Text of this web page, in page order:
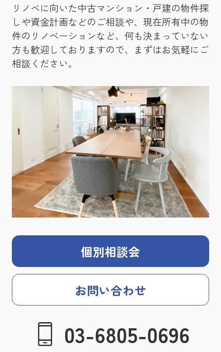
リノベに向いた中古マンション・戸建の物件探
しや資金計画などのご相談や、現在所有中の物
件のリノベーションなど、何も決まっていない
方も歓迎しておりますので、まずはお気軽にご
相談ください。
個別相談会
お問い合わせ
03-6805-0696